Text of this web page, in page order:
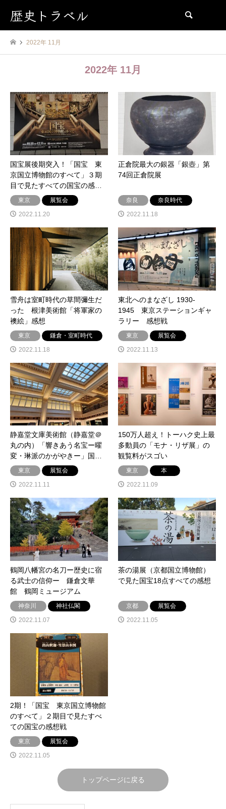
歴史トラベル
2022年 11月
2022年 11月
国宝展後期突入！「国宝 東
京国立博物館のすべて」３期
目で見たすべての国宝の感…
東京
展覧会
2022.11.20
正倉院最大の銀器「銀壺」第
74回正倉院展
奈良
奈良時代
2022.11.18
雪舟は室町時代の草間彌生だ
った 根津美術館「将軍家の
襖絵」感想
東京
鎌倉・室町時代
2022.11.18
東北へのまなざし 1930-
1945 東京ステーションギャ
ラリー 感想戦
東京
展覧会
2022.11.13
静嘉堂文庫美術館（静嘉堂＠
丸の内）「響きあう名宝ー曜
変・琳派のかがやきー」国…
東京
展覧会
2022.11.11
150万人超え！トーハク史上最
多動員の「モナ・リザ展」の
観覧料がスゴい
東京
本
2022.11.09
鶴岡八幡宮の名刀ー歴史に宿
る武士の信仰ー 鎌倉文華
館 鶴岡ミュージアム
神奈川
神社仏閣
2022.11.07
茶の湯展（京都国立博物館）
で見た国宝18点すべての感想
京都
展覧会
2022.11.05
2期！「国宝 東京国立博物館
のすべて」２期目で見たすべ
ての国宝の感想戦
東京
展覧会
2022.11.05
トップページに戻る